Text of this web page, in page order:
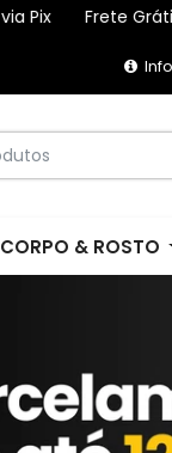
Frete Grátis para
CORPO & ROSTO